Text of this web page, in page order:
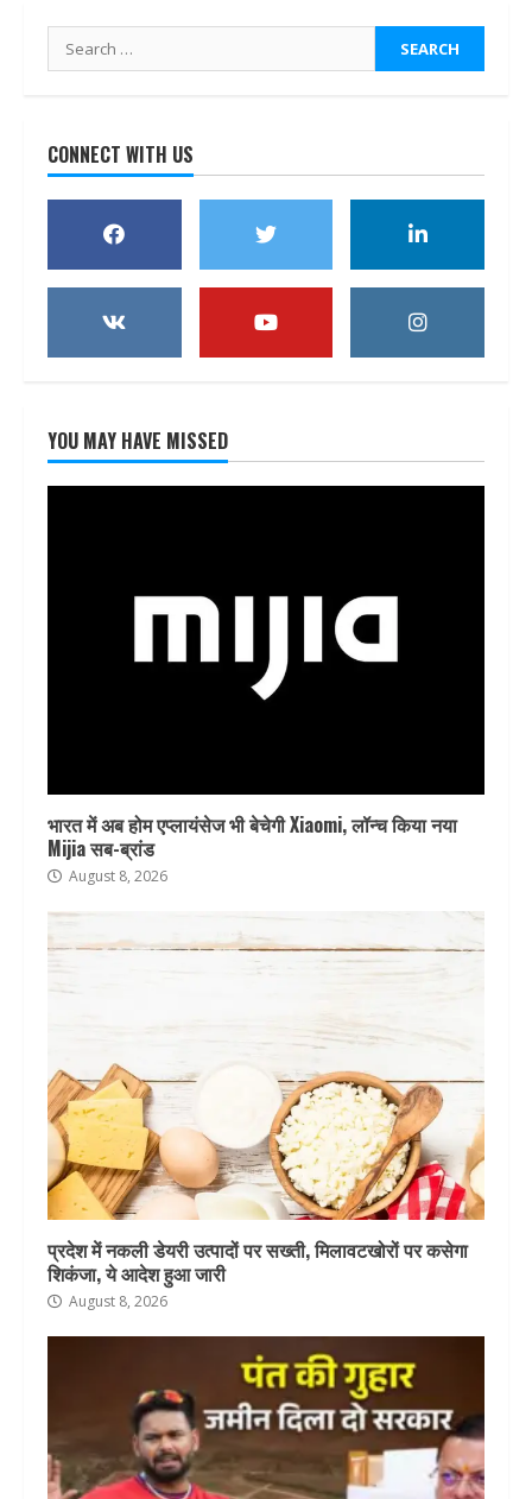
Search
for:
CONNECT WITH US
YOU MAY HAVE MISSED
भारत में अब होम एप्लायंसेज भी बेचेगी Xiaomi, लॉन्च किया नया
Mijia सब-ब्रांड
August 8, 2026
प्रदेश में नकली डेयरी उत्पादों पर सख्ती, मिलावटखोरों पर कसेगा
शिकंजा, ये आदेश हुआ जारी
August 8, 2026